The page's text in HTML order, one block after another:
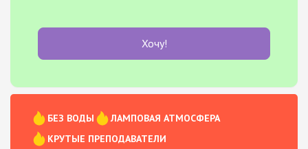
Хочу!
БЕЗ ВОДЫ
ЛАМПОВАЯ АТМОСФЕРА
КРУТЫЕ ПРЕПОДАВАТЕЛИ